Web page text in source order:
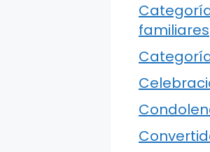
familiares